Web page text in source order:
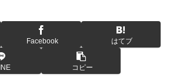
Facebook はてブ
コピー